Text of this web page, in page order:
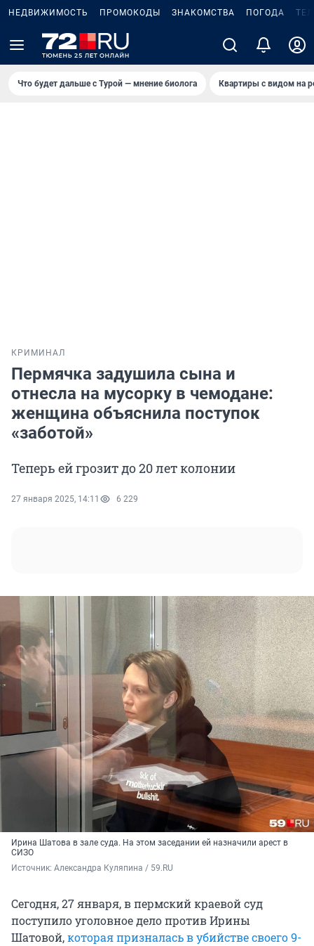
НЕДВИЖИМОСТЬ ПРОМОКОДЫ ЗНАКОМСТВА ПОГОДА
Что будет дальше с Турой — мнение биолога Квартиры с видом на
КРИМИНАЛ
Пермячка задушила сына и
отнесла на мусорку в чемодане:
женщина объяснила поступок
«заботой»
Теперь ей грозит до 20 лет колонии
27 января 2025, 14:11 6 229
Ирина Шатова в зале суда. На этом заседании ей назначили арест в
СИЗО
Источник: Александра Куляпина / 59.RU
Сегодня, 27 января, в пермский краевой суд
поступило уголовное дело против Ирины
Шатовой,которая призналась в убийстве своего 9-